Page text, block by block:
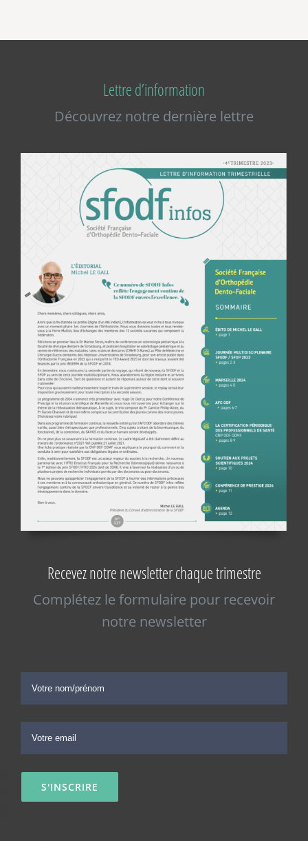
Lettre d’information
Découvrez notre dernière lettre
Recevez notre newsletter chaque trimestre
Complétez le formulaire pour recevoir
notre newsletter